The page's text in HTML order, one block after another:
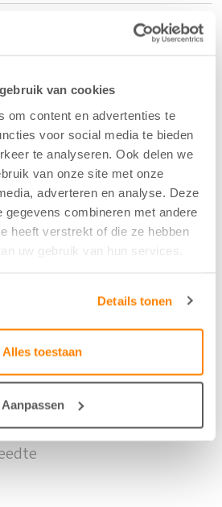
van cookies
om content en advertenties te
voor social media te bieden
te analyseren. Ook delen we
van onze site met onze
adverteren en analyse. Deze
gegevens combineren met andere
heeft verstrekt of die ze hebben
uw gebruik van hun services.
Details tonen
Alles toestaan
Aanpassen